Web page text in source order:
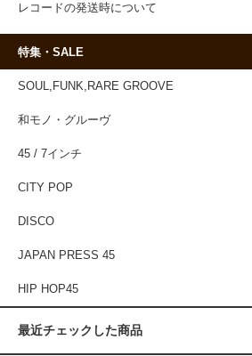
レコードの発送時について
特集・SALE
SOUL,FUNK,RARE GROOVE
和モノ・グルーヴ
45 / 7インチ
CITY POP
DISCO
JAPAN PRESS 45
HIP HOP45
最近チェックした商品